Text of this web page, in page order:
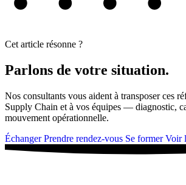
Cet article résonne ?
Parlons de votre situation.
Nos consultants vous aident à transposer ces
Supply Chain et à vos équipes — diagnostic,
mouvement opérationnelle.
Échanger Prendre rendez-vous Se former Voir